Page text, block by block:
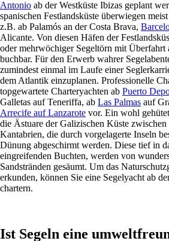
Antonio ab der Westküste Ibizas geplant
spanischen Festlandsküste überwiegen
z.B. ab Palamós an der Costa Brava,
Alicante. Von diesen Häfen der
oder mehrwöchiger Segeltörn mit Überfahrt
buchbar. Für den Erwerb wahrer
zumindest einmal im Laufe einer
dem Atlantik einzuplanen. Professionelle
topgewartete Charteryachten ab Puerto
Galletas auf Teneriffa, ab Las Palmas auf
Arrecife auf Lanzarote vor. Ein wohl
die Ästuare der Galizischen Küste
Kantabrien, die durch vorgelagerte Inseln
Dünung abgeschirmt werden. Diese tief in
eingreifenden Buchten, werden von
Sandstränden gesäumt. Um das
erkunden, können Sie eine Segelyacht ab
chartern.
Ist Segeln eine